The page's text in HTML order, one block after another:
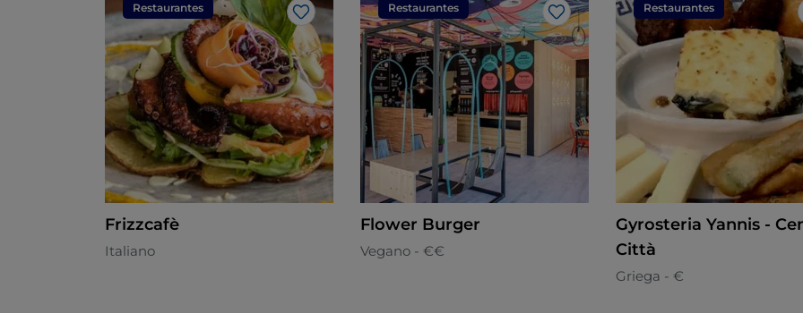
Restaurantes
Me gusta
Frizzcafè
Italiano
Restaurantes
Me gusta
Flower Burger
Vegano - €€
Restaurantes
Gyrosteria Yannis -
Città
Griega - €